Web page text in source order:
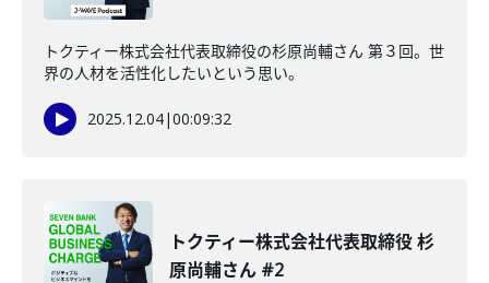
トクティー株式会社代表取締役の杉原尚輔さん 第３回。世
界の人材を活性化したいという思い。
2025.12.04|00:09:32
トクティー株式会社代表取締役 杉
原尚輔さん #2